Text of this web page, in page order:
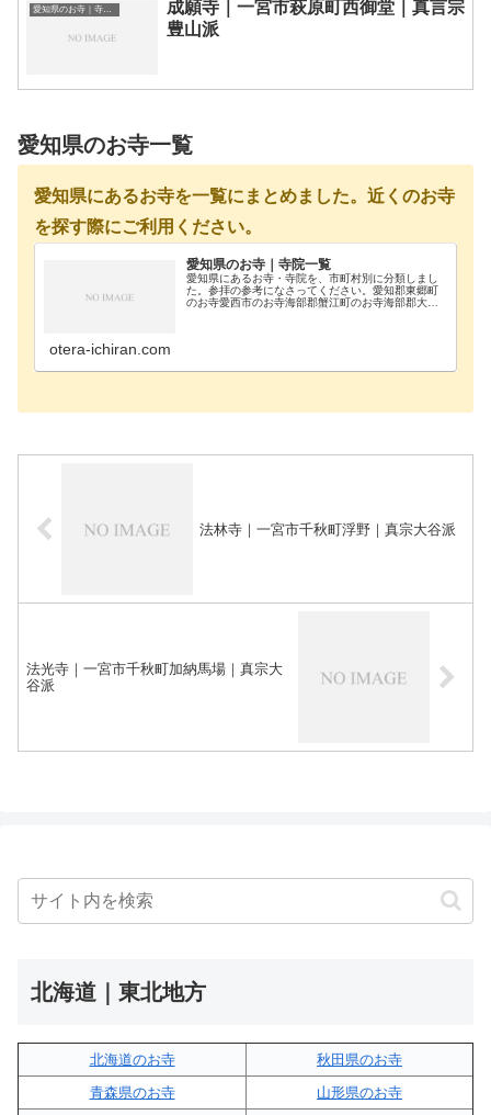
愛知県のお寺｜寺院一覧
成願寺｜一宮市萩原町西御堂｜真言宗
豊山派
愛知県のお寺一覧
愛知県にあるお寺を一覧にまとめました。近くのお寺
を探す際にご利用ください。
愛知県のお寺｜寺院一覧
愛知県にあるお寺・寺院を、市町村別に分類しまし
た。参拝の参考になさってください。愛知郡東郷町
のお寺愛西市のお寺海部郡蟹江町のお寺海部郡大治
otera-ichiran.com
法林寺｜一宮市千秋町浮野｜真宗大谷派
法光寺｜一宮市千秋町加納馬場｜真宗大
谷派
北海道｜東北地方
北海道のお寺
秋田県のお寺
青森県のお寺
山形県のお寺